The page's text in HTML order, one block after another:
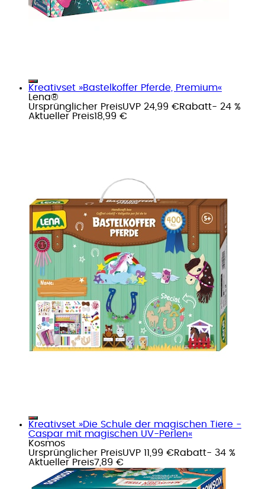
Kreativset »Bastelkoffer Pferde, Premium«
Lena®
Ursprünglicher PreisUVP 24,99 €Rabatt- 24 %
Aktueller Preis18,99 €
Kreativset »Die Schule der magischen Tiere -
Caspar mit magischen UV-Perlen«
Kosmos
Ursprünglicher PreisUVP 11,99 €Rabatt- 34 %
Aktueller Preis7,89 €